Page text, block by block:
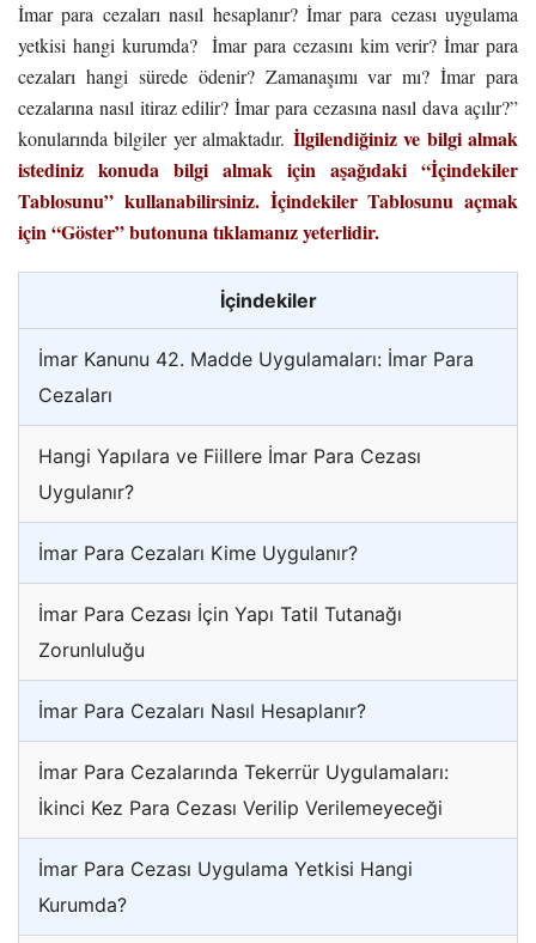
İmar para cezaları nasıl hesaplanır? İmar para cezası uygulama
yetkisi hangi kurumda? İmar para cezasını kim verir? İmar para
cezaları hangi sürede ödenir? Zamanaşımı var mı? İmar para
cezalarına nasıl itiraz edilir? İmar para cezasına nasıl dava açılır?”
konularında bilgiler yer almaktadır. İlgilendiğiniz ve bilgi almak
istediniz konuda bilgi almak için aşağıdaki “İçindekiler
Tablosunu” kullanabilirsiniz. İçindekiler Tablosunu açmak
için “Göster” butonuna tıklamanız yeterlidir.
İçindekiler
İmar Kanunu 42. Madde Uygulamaları: İmar Para
Cezaları
Hangi Yapılara ve Fiillere İmar Para Cezası
Uygulanır?
İmar Para Cezaları Kime Uygulanır?
İmar Para Cezası İçin Yapı Tatil Tutanağı
Zorunluluğu
İmar Para Cezaları Nasıl Hesaplanır?
İmar Para Cezalarında Tekerrür Uygulamaları:
İkinci Kez Para Cezası Verilip Verilemeyeceği
İmar Para Cezası Uygulama Yetkisi Hangi
Kurumda?